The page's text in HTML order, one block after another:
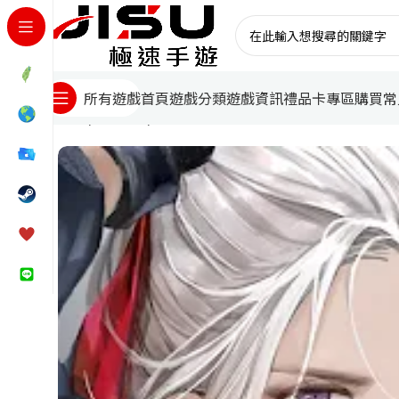
所有遊戲首頁遊戲分類遊戲資訊禮品卡專區購買
首頁